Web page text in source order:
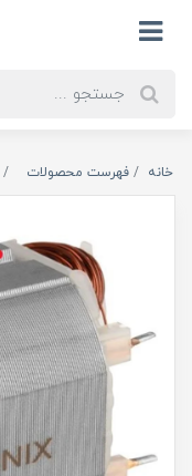
خانه فهرست محصولات